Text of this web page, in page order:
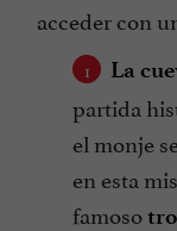
acceder con
La
partida
el monje
en esta
famoso